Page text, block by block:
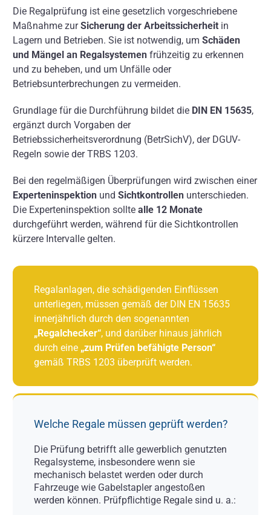
Über uns
Kontakt
Die Regalprüfung ist eine gesetzlich vorgeschriebene
Maßnahme zurSicherung der Arbeitssicherheitin
Lagern und Betrieben. Sie ist notwendig, um Schäden
und Mängel an Regalsystemenfrühzeitig zu erkennen
und zu beheben, und um Unfälle oder
Betriebsunterbrechungen zu vermeiden.
Grundlage für die Durchführung bildet die DIN EN 15635,
ergänzt durch Vorgaben der
Betriebssicherheitsverordnung (BetrSichV), der DGUV-
Regeln sowie der TRBS 1203.
Bei den regelmäßigen Überprüfungen wird zwischen einer
Experteninspektionund Sichtkontrollenunterschieden.
Die Experteninspektion sollte alle 12 Monate
durchgeführt werden, während für die Sichtkontrollen
kürzere Intervalle gelten.
Regalanlagen, die schädigenden Einflüssen
unterliegen, müssen gemäß der DIN EN 15635
innerjährlich durch den sogenannten
„Regalchecker“, und darüber hinaus jährlich
durch eine „zum Prüfen befähigte Person“
gemäß TRBS 1203 überprüft werden.
Welche Regale müssen geprüft werden?
Die Prüfung betrifft alle gewerblich genutzten
Regalsysteme, insbesondere wenn sie
mechanisch belastet werden oder durch
Fahrzeuge wie Gabelstapler angestoßen
werden können. Prüfpflichtige Regale sind u. a.: